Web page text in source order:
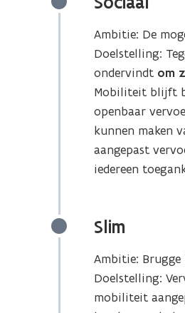
Ambitie: De
Doelstelling:
ondervindt om
Mobiliteit blijft
openbaar
kunnen maken
aangepast
iedereen
Slim
Ambitie:
Doelstelling:
mobiliteit